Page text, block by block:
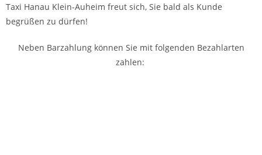
Taxi Hanau Klein-Auheim freut sich, Sie bald als Kunde
begrüßen zu dürfen!
Neben Barzahlung können Sie mit folgenden Bezahlarten
zahlen: